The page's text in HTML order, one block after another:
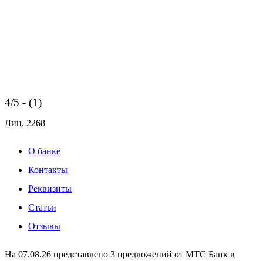
4/5 - (1)
Лиц. 2268
О банке
Контакты
Реквизиты
Статьи
Отзывы
На 07.08.26 представлено 3 предложений от МТС Банк в